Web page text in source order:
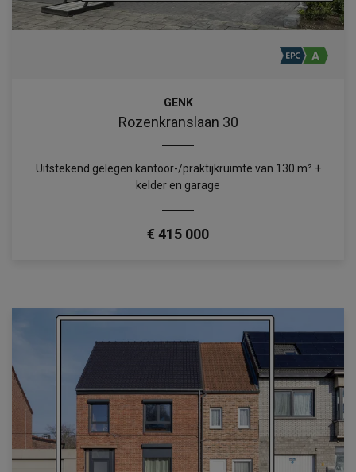
GENK
Rozenkranslaan 30
Uitstekend gelegen kantoor-/praktijkruimte van 130 m² +
kelder en garage
€ 415 000